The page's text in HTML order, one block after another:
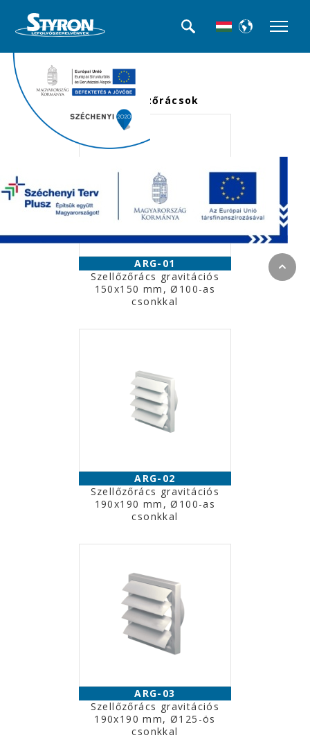
<<< Termék kategóriák
Szellőzőrácsok
ARG-01
Szellőzőrács gravitációs
150x150 mm, Ø100-as
csonkkal
ARG-02
Szellőzőrács gravitációs
190x190 mm, Ø100-as
csonkkal
ARG-03
Szellőzőrács gravitációs
190x190 mm, Ø125-ös
csonkkal